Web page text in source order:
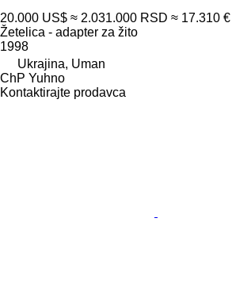
20.000 US$ ≈ 2.031.000 RSD ≈ 17.310 €
Žetelica - adapter za žito
1998
Ukrajina, Uman
ChP Yuhno
Kontaktirajte prodavca